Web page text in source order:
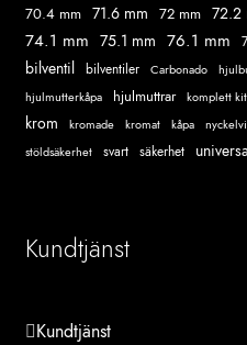
70.4 mm 71.6 mm 72 mm 72.2
74.1 mm 75.1 mm 76.1 mm
bilventil
bilventiler Carbonado
hjulmutterkåpa
hjulmuttrar komplett kit
krom kromade kromat kåpa
stöldsäkerhet
svart säkerhet
Kundtjänst
Kundtjänst